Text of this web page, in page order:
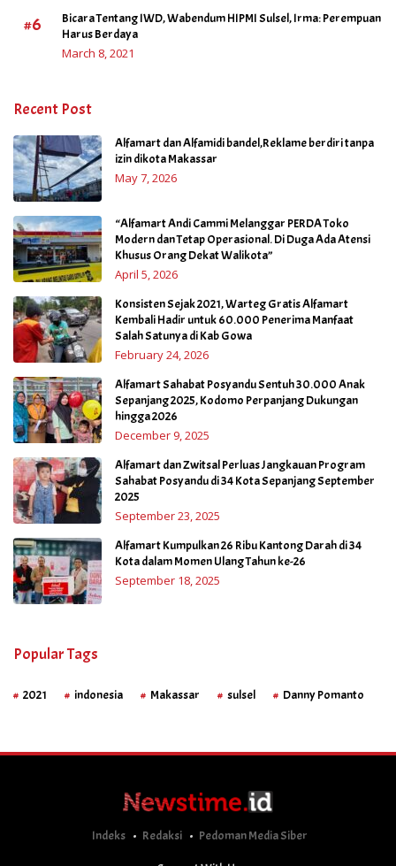
#6
Bicara Tentang IWD, Wabendum HIPMI Sulsel, Irma: Perempuan
Harus Berdaya
March 8, 2021
Recent Post
Alfamart dan Alfamidi bandel,Reklame berdiri tanpa
izin dikota Makassar
May 7, 2026
“Alfamart Andi Cammi Melanggar PERDA Toko
Modern dan Tetap Operasional. Di Duga Ada Atensi
Khusus Orang Dekat Walikota”
April 5, 2026
Konsisten Sejak 2021, Warteg Gratis Alfamart
Kembali Hadir untuk 60.000 Penerima Manfaat
Salah Satunya di Kab Gowa
February 24, 2026
Alfamart Sahabat Posyandu Sentuh 30.000 Anak
Sepanjang 2025, Kodomo Perpanjang Dukungan
hingga 2026
December 9, 2025
Alfamart dan Zwitsal Perluas Jangkauan Program
Sahabat Posyandu di 34 Kota Sepanjang September
2025
September 23, 2025
Alfamart Kumpulkan 26 Ribu Kantong Darah di 34
Kota dalam Momen Ulang Tahun ke-26
September 18, 2025
Popular Tags
2021 indonesia Makassar sulsel Danny Pomanto
Indeks Redaksi Pedoman Media Siber